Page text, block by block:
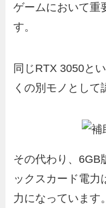
ゲームにおいて重
す。
同じRTX 3050と
くの別モノとして
その代わり、6GB
ックスカード電
力になっています